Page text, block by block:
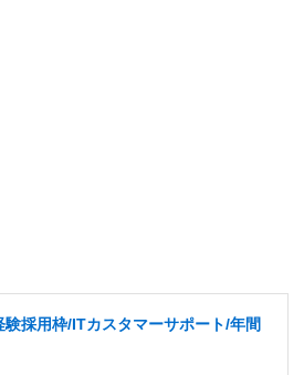
験採用枠/ITカスタマーサポート/年間